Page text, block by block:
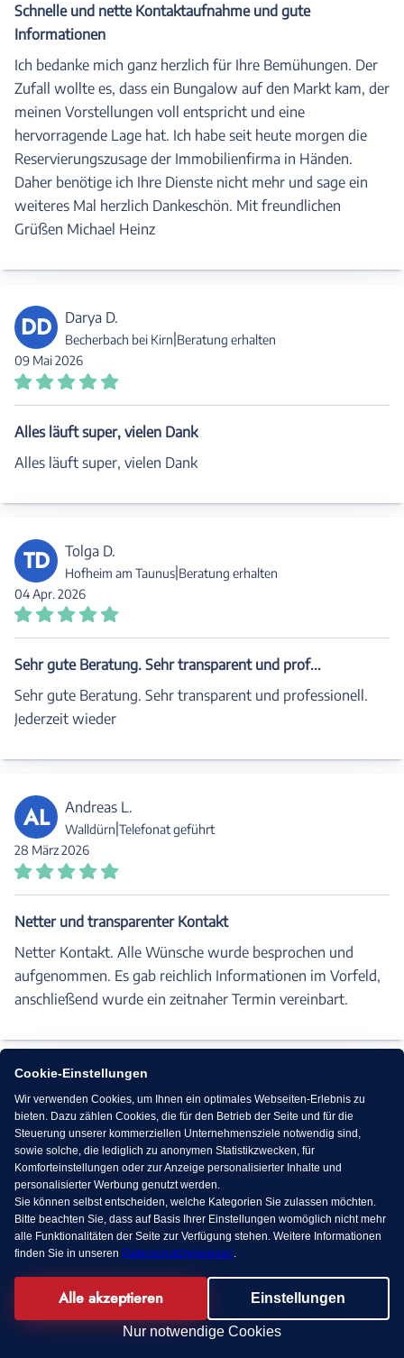
KI Chat
Schnelle und nette Kontaktaufnahme und gute
Informationen
Ich bedanke mich ganz herzlich für Ihre Bemühungen. Der
Zufall wollte es, dass ein Bungalow auf den Markt kam, der
meinen Vorstellungen voll entspricht und eine
hervorragende Lage hat. Ich habe seit heute morgen die
Reservierungszusage der Immobilienfirma in Händen.
Daher benötige ich Ihre Dienste nicht mehr und sage ein
weiteres Mal herzlich Dankeschön. Mit freundlichen
Grüßen Michael Heinz
DD Darya D.
Becherbach bei Kirn|Beratung erhalten
09 Mai 2026
Alles läuft super, vielen Dank
Alles läuft super, vielen Dank
TD Tolga D.
Hofheim am Taunus|Beratung erhalten
04 Apr. 2026
Sehr gute Beratung. Sehr transparent und prof...
Sehr gute Beratung. Sehr transparent und professionell.
Jederzeit wieder
AL Andreas L.
Walldürn Telefonat geführt
28 März 2026
Netter und transparenter Kontakt
Netter Kontakt. Alle Wünsche wurde besprochen und
aufgenommen. Es gab reichlich Informationen im Vorfeld,
anschließend wurde ein zeitnaher Termin vereinbart.
AK Eisighofen| Telefonat geführt
05 März 2026
Sehr freundlich-Positiver Erstkontakt
Bisher nur telefonischer Kontakt
AA Alexandra A.
Cookie-Einstellungen
Wir verwenden Cookies, um Ihnen ein optimales Webseiten-Erlebnis zu
bieten. Dazu zählen Cookies, die für den Betrieb der Seite und für die
Steuerung unserer kommerziellen Unternehmensziele notwendig sind,
sowie solche, die lediglich zu anonymen Statistikzwecken, für
Komforteinstellungen oder zur Anzeige personalisierter Inhalte und
personalisierter Werbung genutzt werden.
Sie können selbst entscheiden, welche Kategorien Sie zulassen möchten.
Bitte beachten Sie, dass auf Basis Ihrer Einstellungen womöglich nicht mehr
alle Funktionalitäten der Seite zur Verfügung stehen. Weitere Informationen
finden Sie in unseren Datenschutzhinweisen.
Alle akzeptieren Einstellungen
Nur notwendige Cookies